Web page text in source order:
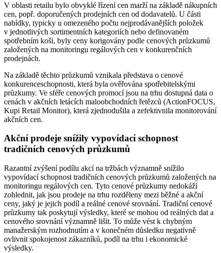
V oblasti retailu bylo obvyklé řízení cen marží na základě nákupních
cen, popř. doporučených prodejních cen od dodavatelů. U části
nabídky, typicky u omezeného počtu nejprodávanějších položek
v jednotlivých sortimentních kategoriích nebo definovaném
spotřebním koši, byly ceny korigovány podle cenových průzkumů
založených na monitoringu regálových cen v konkurenčních
prodejnách.
Na základě těchto průzkumů vznikala představa o cenové
konkurenceschopnosti, která byla ověřována spotřebitelskými
průzkumy. Ve sféře cenových promocí jsou na trhu dostupná data o
cenách v akčních letácích maloobchodních řetězců (ActionFOCUS,
Kupi Retail Monitor), která zjednodušila a zefektivnila monitorování
akčních cen.
Akční prodeje snížily vypovídací schopnost
tradičních cenových průzkumů
Razantní zvýšení podílu akcí na tržbách významně snížilo
vypovídací schopnost tradičních cenových průzkumů založených na
monitoringu regálových cen. Tyto cenové průzkumy nedokáží
zohlednit, jak jsou prodeje na trhu rozděleny mezi běžné a akční
ceny, jaký je jejich podíl a reálné cenové srovnání. Tradiční cenové
průzkumy tak poskytují výsledky, které se mohou od reálných dat a
cenového srovnání významně lišit. To může vést k chybným
manažerským rozhodnutím a v konečném důsledku negativně
ovlivnit spokojenost zákazníků, podíl na trhu i ekonomické
výsledky.